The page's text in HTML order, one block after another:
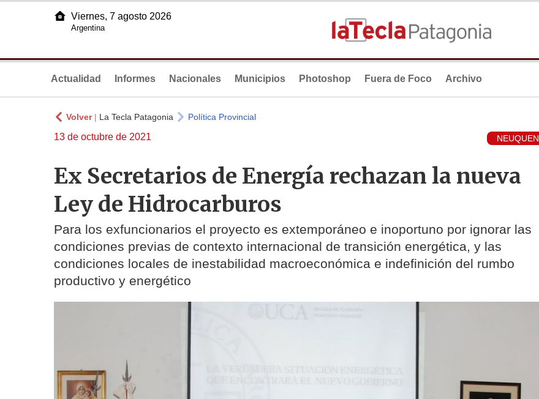
Viernes, 7 agosto 2026
Argentina
Actualidad Informes Nacionales Municipios Photoshop Fuera de Foco Archivo
Volver| La Tecla Patagonia Política Provincial
13 de octubre de 2021 NEUQUEN
Ex Secretarios de Energía rechazan la nueva
Ley de Hidrocarburos
Para los exfuncionarios el proyecto es extemporáneo e inoportuno por ignorar las
condiciones previas de contexto internacional de transición energética, y las
condiciones locales de inestabilidad macroeconómica e indefinición del rumbo
productivo y energético